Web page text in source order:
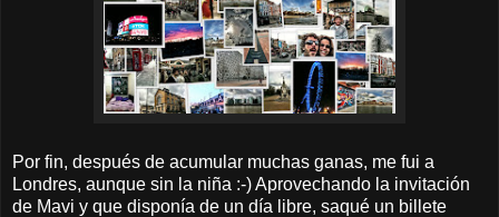
Por fin, después de acumular muchas ganas, me fui a
Londres, aunque sin la niña :-) Aprovechando la invitación
de Mavi y que disponía de un día libre, saqué un billete